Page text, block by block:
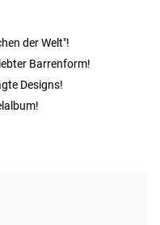
der Welt"!
Barrenform!
Designs!